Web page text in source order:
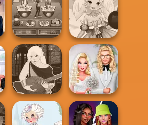
Ellie Fashion
Police
School
Popularity
Challenge
Cooking Cafe
Food Chef
Anime Fairy
Creator